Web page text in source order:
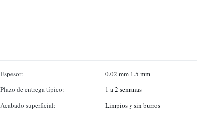
Espesor:
0.02 mm-1.5 mm
Plazo de entrega típico:
1 a 2 semanas
Acabado superficial:
Limpios y sin burros